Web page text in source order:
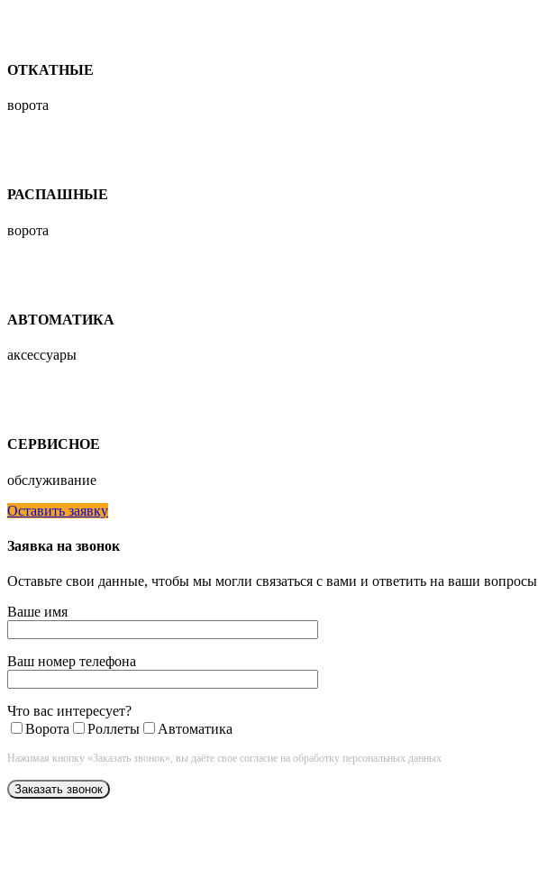
ОТКАТНЫЕ
ворота
РАСПАШНЫЕ
ворота
АВТОМАТИКА
аксессуары
СЕРВИСНОЕ
обслуживание
Оставить заявку
Заявка на звонок
Оставьте свои данные, чтобы мы могли связаться с вами и ответить на ваши вопросы
Ваше имя
Ваш номер телефона
Что вас интересует?
Ворота
Роллеты Автоматика
Нажимая кнопку «Заказать звонок», вы даёте свое согласие на обработку персональных данных